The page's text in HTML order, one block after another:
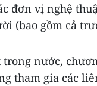
đơn vị nghệ
(bao gồm cả
nước,
tham gia các